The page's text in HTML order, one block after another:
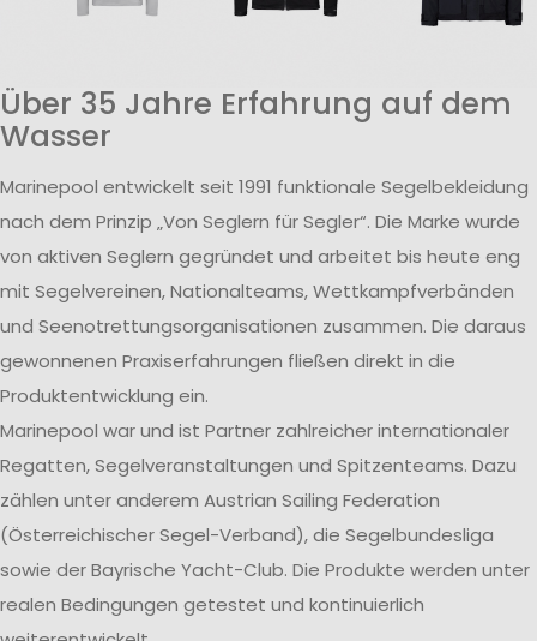
Über 35 Jahre Erfahrung auf dem
Wasser
Marinepool entwickelt seit 1991 funktionale Segelbekleidung
nach dem Prinzip „Von Seglern für Segler“. Die Marke wurde
von aktiven Seglern gegründet und arbeitet bis heute eng
mit Segelvereinen, Nationalteams, Wettkampfverbänden
und Seenotrettungsorganisationen zusammen. Die daraus
gewonnenen Praxiserfahrungen fließen direkt in die
Produktentwicklung ein.
Marinepool war und ist Partner zahlreicher internationaler
Regatten, Segelveranstaltungen und Spitzenteams. Dazu
zählen unter anderem Austrian Sailing Federation
(Österreichischer Segel-Verband), die Segelbundesliga
sowie der Bayrische Yacht-Club. Die Produkte werden unter
realen Bedingungen getestet und kontinuierlich